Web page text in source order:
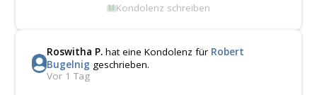
Kondolenz schreiben
Roswitha P. hat eine Kondolenz für Robert
Bugelnig geschrieben.
Vor 1 Tag